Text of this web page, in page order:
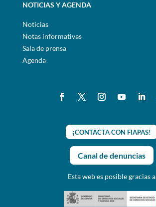
NOTICIAS Y AGENDA
Noticias
Notas informativas
Sala de prensa
Agenda
¡CONTACTA CON FIAPAS!
Canal de denuncias
Esta web es posible gracias a